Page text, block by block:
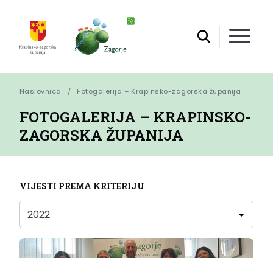
Naslovnica Fotogalerija – Krapinsko-zagorska županija
FOTOGALERIJA – KRAPINSKO-
ZAGORSKA ŽUPANIJA
VIJESTI PREMA KRITERIJU